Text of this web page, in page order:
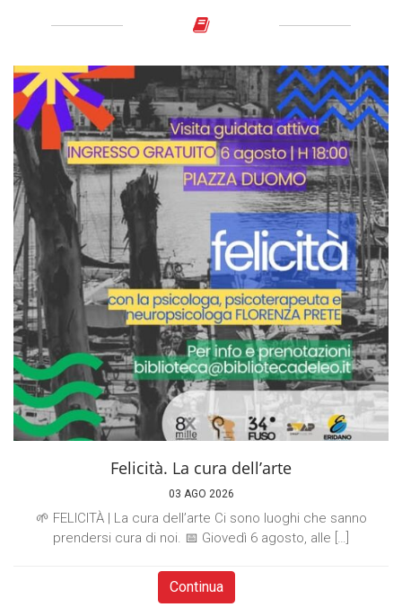
Felicità. La cura dell’arte
03 AGO 2026
🌱 FELICITÀ | La cura dell’arte Ci sono luoghi che sanno
prendersi cura di noi. 📅 Giovedì 6 agosto, alle […]
Continua